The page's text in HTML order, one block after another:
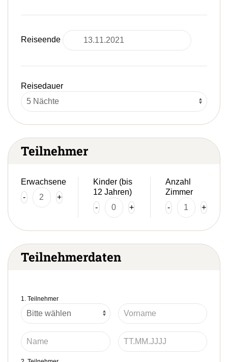
Reiseende
Reisedauer
Teilnehmer
Erwachsene
-
+
Kinder (bis
12 Jahren)
-
+
Anzahl
Zimmer
-
+
Teilnehmerdaten
1. Teilnehmer